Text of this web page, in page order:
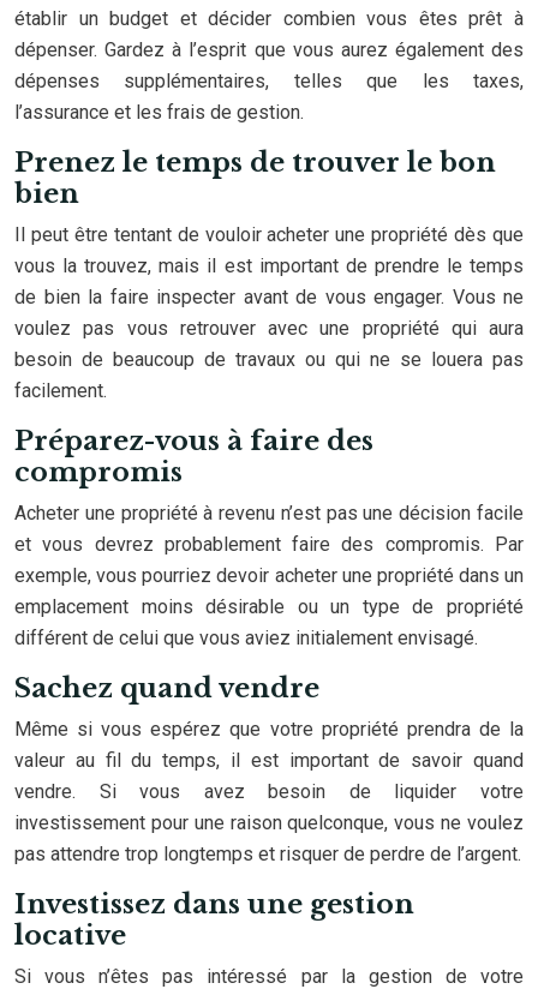
établir un budget et décider combien vous êtes prêt à
dépenser. Gardez à l’esprit que vous aurez également des
dépenses supplémentaires, telles que les taxes,
l’assurance et les frais de gestion.
Prenez le temps de trouver le bon
bien
Il peut être tentant de vouloir acheter une propriété dès que
vous la trouvez, mais il est important de prendre le temps
de bien la faire inspecter avant de vous engager. Vous ne
voulez pas vous retrouver avec une propriété qui aura
besoin de beaucoup de travaux ou qui ne se louera pas
facilement.
Préparez-vous à faire des
compromis
Acheter une propriété à revenu n’est pas une décision facile
et vous devrez probablement faire des compromis. Par
exemple, vous pourriez devoir acheter une propriété dans un
emplacement moins désirable ou un type de propriété
différent de celui que vous aviez initialement envisagé.
Sachez quand vendre
Même si vous espérez que votre propriété prendra de la
valeur au fil du temps, il est important de savoir quand
vendre. Si vous avez besoin de liquider votre
investissement pour une raison quelconque, vous ne voulez
pas attendre trop longtemps et risquer de perdre de l’argent.
Investissez dans une gestion
locative
Si vous n’êtes pas intéressé par la gestion de votre